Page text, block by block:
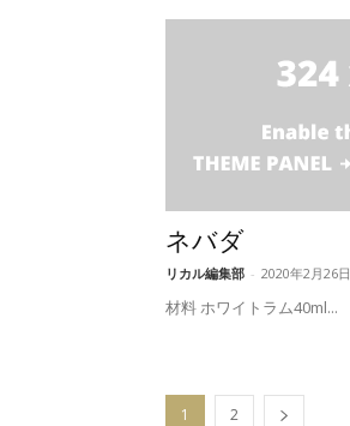
ネバダ
リカル編集部 - 2020年2月26日
材料 ホワイトラム40ml...
1 2